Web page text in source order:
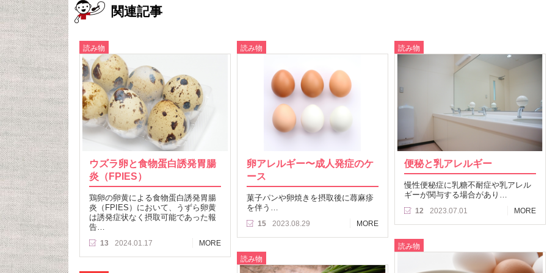
関連記事
読み物
ウズラ卵と食物蛋白誘発胃腸
炎（FPIES）
鶏卵の卵黄による食物蛋白誘発胃腸
炎（FPIES）において、うずら卵黄
は誘発症状なく摂取可能であった報
告…
13 2024.01.17 MORE
読み物
卵アレルギー〜成人発症のケ
ース
菓子パンや卵焼きを摂取後に蕁麻疹
を伴う…
15 2023.08.29 MORE
読み物
便秘と乳アレルギー
慢性便秘症に乳糖不耐症や乳アレル
ギーが関与する場合があり…
12 2023.07.01 MORE
読み物
読み物